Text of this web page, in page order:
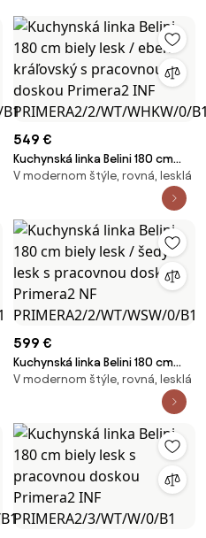
549 €
Kuchynská linka Belini 180 cm
biely lesk / eben kráľovský s
pracovnou doskou Primera2 INF
PRIMERA2/2/WT/WHKW/0/B1
V modernom štýle, rovná, lesklá
599 €
Kuchynská linka Belini 180 cm
biely lesk / šedý lesk s
pracovnou doskou Primera2 NF
V modernom štýle, rovná, lesklá